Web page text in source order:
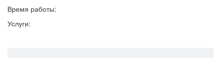
Время работы:
Услуги: